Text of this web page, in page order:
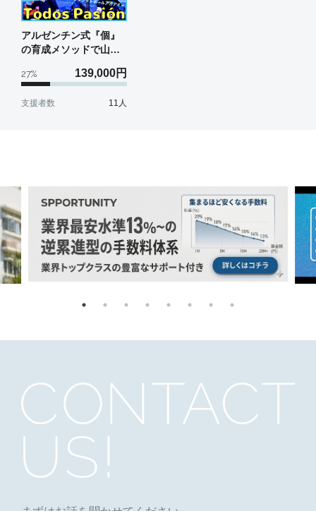
アルゼンチン式『個』
の育成メソッドで山梨
プさせたい！
27% 139,000円
支援者数 11 人